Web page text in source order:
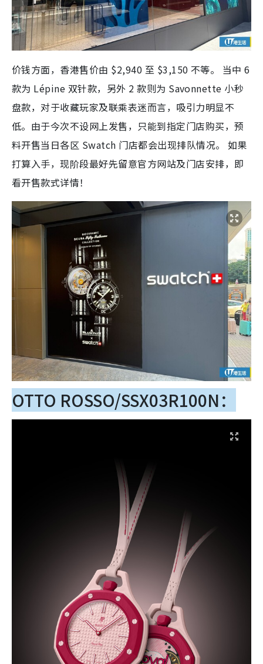
价钱方面，香港售价由 $2,940 至 $3,150 不等。 当中 6
款为 Lépine 双针款，另外 2 款则为 Savonnette 小秒
盘款，对于收藏玩家及联乘表迷而言，吸引力明显不
低。由于今次不设网上发售，只能到指定门店购买，预
料开售当日各区 Swatch 门店都会出现排队情况。 如果
打算入手，现阶段最好先留意官方网站及门店安排，即
看开售款式详情！
OTTO ROSSO/SSX03R100N：